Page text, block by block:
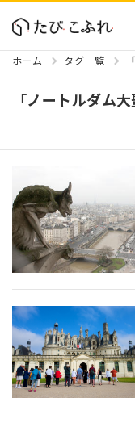
ホーム タグ一覧
「ノートルダム